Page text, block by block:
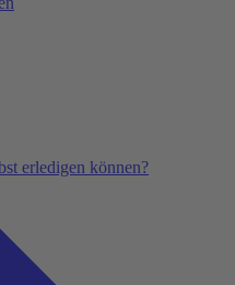
erledigen können?